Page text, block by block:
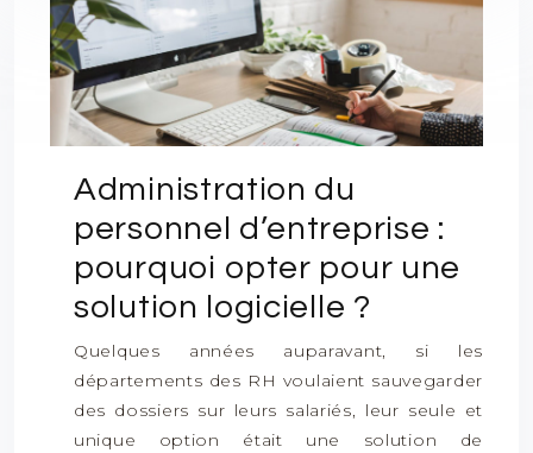
Administration du
personnel d’entreprise :
pourquoi opter pour une
solution logicielle ?
Quelques années auparavant, si les
départements des RH voulaient sauvegarder
des dossiers sur leurs salariés, leur seule et
unique option était une solution de